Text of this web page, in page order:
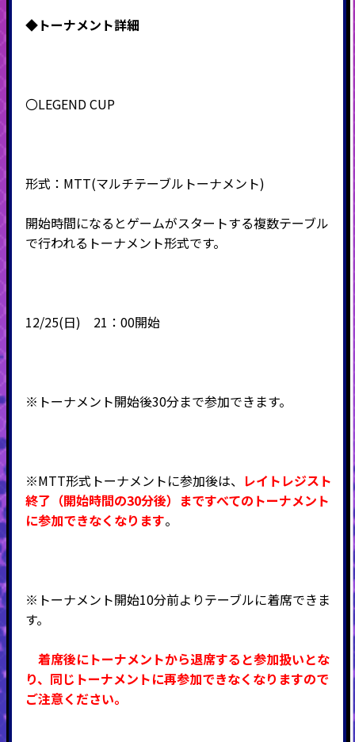
◆トーナメント詳細
〇LEGEND CUP
形式： MTT(マルチテーブルトーナメント)
開始時間になるとゲームがスタートする複数テーブル
で行われるトーナメント形式です。
12/25(日) 21：00開始
※トーナメント開始後30分まで参加できます。
※MTT形式トーナメントに参加後は、 レイトレジスト
終了（開始時間の30分後）まですべてのトーナメント
に参加できなくなります。
※トーナメント開始10分前よりテーブルに着席できま
す。
着席後にトーナメントから退席すると参加扱いとな
り、同じトーナメントに再参加できなくなりますので
ご注意ください。